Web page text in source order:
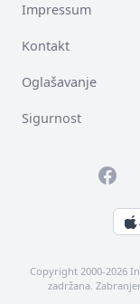
Impressum
Kontakt
Oglašavanje
Sigurnost
Copyright 2000-2026
zadržana.